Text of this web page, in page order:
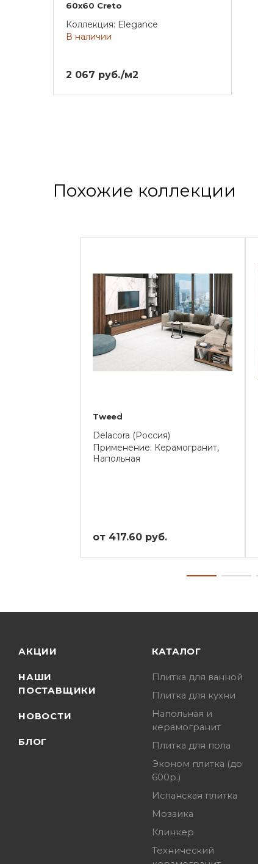
60х60 Creto
Коллекция: Elegance
В наличии
2 067 руб./м2
Похожие коллекции
Tweed
Delacora (Россия)
Применение: Керамогранит,
Напольная
от 417.60 руб.
АКЦИИ
НАШИ
ПОСТАВЩИКИ
НОВОСТИ
БЛОГ
КАТАЛОГ
Плитка для ванной
Плитка для кухни
Напольная и
керамогранит
Плитка для пола
Эконом плитка (до
600р.)
Испанская плитка
Мозаика
Клинкер
Технический